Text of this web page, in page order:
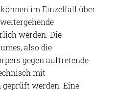
im Einzelfall über
werden. Die
also die
gegen auftretende
mit
geprüft werden. Eine